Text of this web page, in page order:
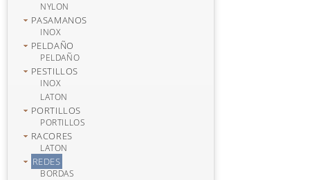
NYLON
PASAMANOS
INOX
PELDAÑO
PELDAÑO
PESTILLOS
INOX
LATON
PORTILLOS
PORTILLOS
RACORES
LATON
REDES
BORDAS